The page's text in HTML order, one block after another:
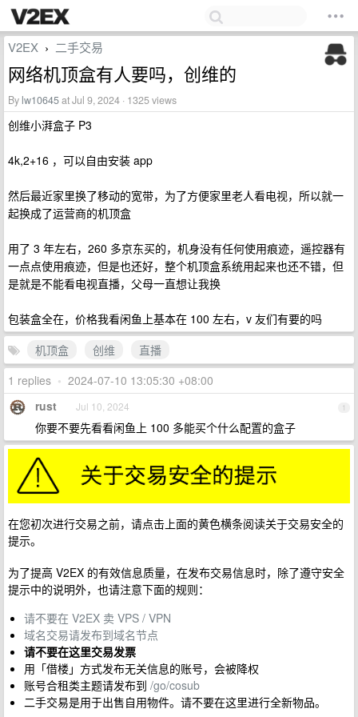
V2EX › 二手交易
网络机顶盒有人要吗，创维的
By lw10645at Jul 9, 2024 · 1325 views
创维小湃盒子 P3
4k,2+16 ，可以自由安装 app
然后最近家里换了移动的宽带，为了方便家里老人看电视，所以就一
起换成了运营商的机顶盒
用了 3 年左右，260 多京东买的，机身没有任何使用痕迹，遥控器有
一点点使用痕迹，但是也还好，整个机顶盒系统用起来也还不错，但
是就是不能看电视直播，父母一直想让我换
包装盒全在，价格我看闲鱼上基本在 100 左右，v 友们有要的吗
机顶盒
创维
直播
1 replies • 2024-07-10 13:05:30 +08:00
1
rust Jul 10, 2024
你要不要先看看闲鱼上 100 多能买个什么配置的盒子
在您初次进行交易之前，请点击上面的黄色横条阅读关于交易安全的
提示。
为了提高 V2EX 的有效信息质量，在发布交易信息时，除了遵守安全
提示中的说明外，也请注意下面的规则：
请不要在 V2EX 卖 VPS / VPN
域名交易请发布到域名节点
请不要在这里交易发票
用「借楼」方式发布无关信息的账号，会被降权
账号合租类主题请发布到 /go/cosub
二手交易是用于出售自用物件。请不要在这里进行全新物品。